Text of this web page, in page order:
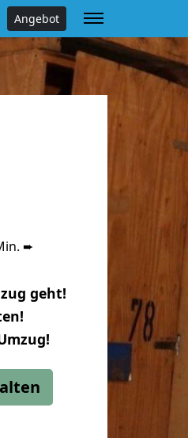
Angebot
➨
geht!